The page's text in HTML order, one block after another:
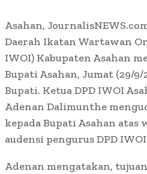
Asahan,
Daerah Ikatan Wartawan
IWOI) Kabupaten Asahan
Bupati Asahan, Jumat (29/
Bupati. Ketua DPD IWOI
Adenan Dalimunthe
kepada Bupati Asahan
audensi pengurus DPD
Adenan mengatakan,